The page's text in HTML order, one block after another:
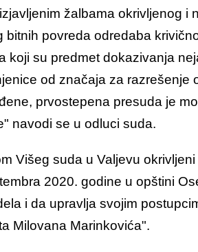
žalbama okrivljenog i
bitnih povreda odredaba
koji su predmet dokazivanja
od značaja za razrešenje
prvostepena presuda je
navodi se u odluci suda.
Višeg suda u Valjevu
2020. godine u opštini
i da upravlja svojim
Milovana Marinkovića".